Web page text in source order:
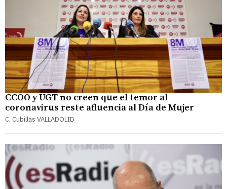
CCOO y UGT no creen que el temor al
coronavirus reste afluencia al Día de Mujer
C. Cubillas VALLADOLID